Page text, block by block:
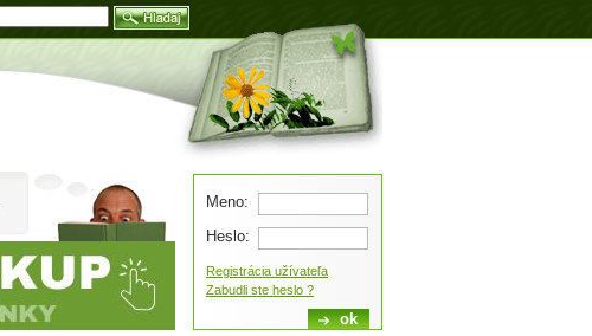
Meno:
Heslo:
Registrácia užívateľa
Zabudli ste heslo ?